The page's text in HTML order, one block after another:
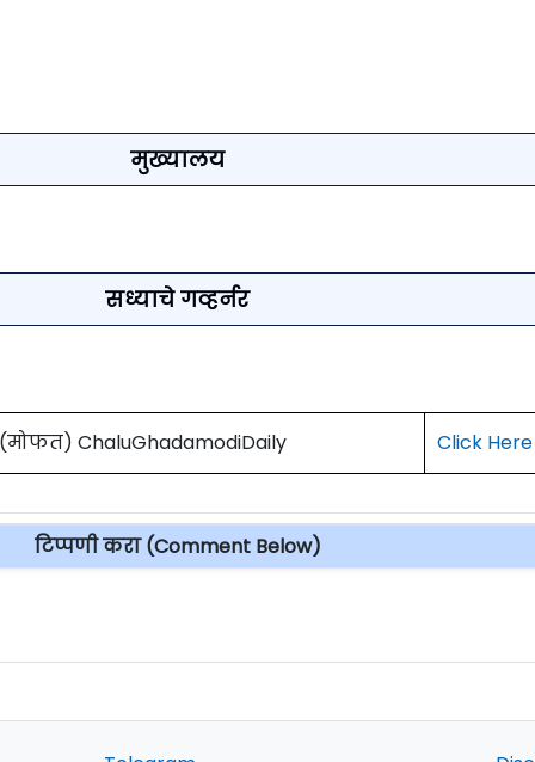
मुख्यालय
सध्याचे गव्हर्नर
ChaluGhadamodiDaily Click
टिप्पणी करा (Comment Below)